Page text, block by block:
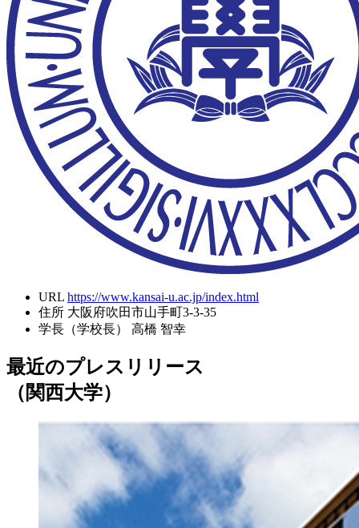
URL https://www.kansai-u.ac.jp/index.html
住所 大阪府吹田市山手町3-3-35
学長（学校長）
高橋 智幸
最近のプレスリリース
（関西大学）